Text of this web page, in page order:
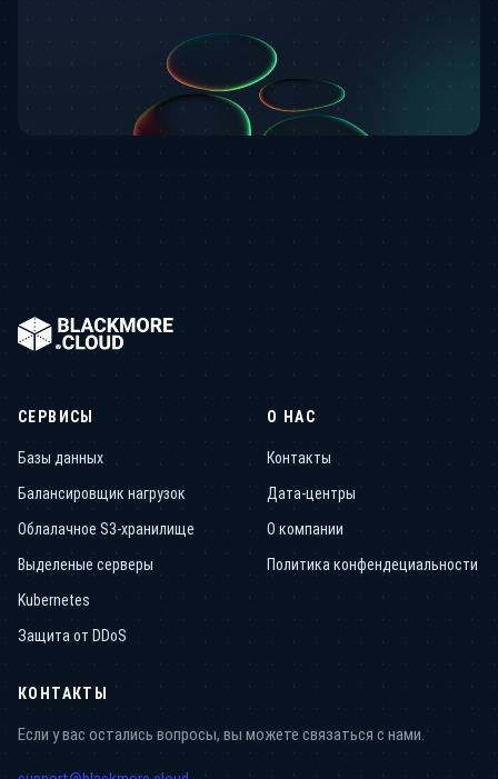
СЕРВИСЫ
Базы данных
Балансировщик нагрузок
Облалачное S3-хранилище
Выделеные серверы
Kubernetes
Защита от DDoS
О НАС
Контакты
Дата-центры
О компании
Политика конфендециальности
КОНТАКТЫ
Если у вас остались вопросы, вы можете связаться с нами.